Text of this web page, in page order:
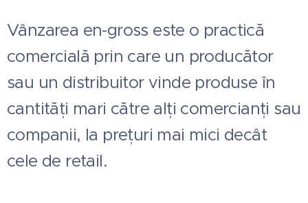
Vânzarea en-gross este o practică
comercială prin care un producător
sau un distribuitor vinde produse în
cantități mari către alți comercianți sau
companii, la prețuri mai mici decât
cele de retail.